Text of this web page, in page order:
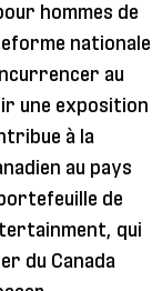
hommes de
nationale
au
une exposition
à la
au pays
de
qui
du Canada